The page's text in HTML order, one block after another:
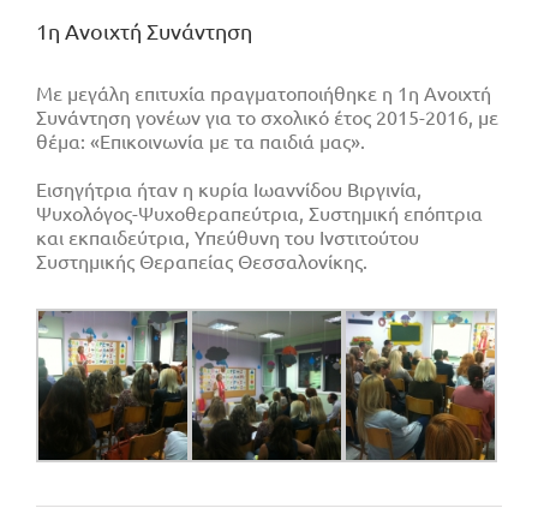
1η Ανοιχτή Συνάντηση
Με μεγάλη επιτυχία πραγματοποιήθηκε η 1η Ανοιχτή
Συνάντηση γονέων για το σχολικό έτος 2015-2016, με
θέμα: «Επικοινωνία με τα παιδιά μας».
Εισηγήτρια ήταν η κυρία Ιωαννίδου Βιργινία,
Ψυχολόγος-Ψυχοθεραπεύτρια, Συστημική επόπτρια
και εκπαιδεύτρια, Υπεύθυνη του Ινστιτούτου
Συστημικής Θεραπείας Θεσσαλονίκης.